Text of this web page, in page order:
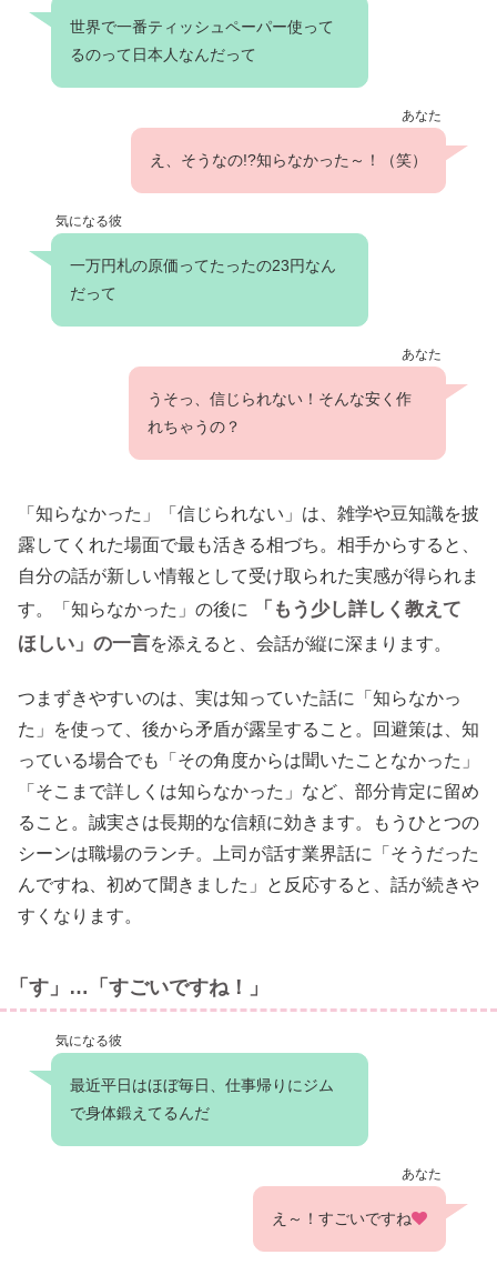
世界で一番ティッシュペーパー使って
るのって日本人なんだって
あなた
え、そうなの!?知らなかった～！（笑）
気になる彼
一万円札の原価ってたったの23円なん
だって
あなた
うそっ、信じられない！そんな安く作
れちゃうの？
「知らなかった」「信じられない」は、雑学や豆知識を披
露してくれた場面で最も活きる相づち。相手からすると、
自分の話が新しい情報として受け取られた実感が得られま
す。「知らなかった」の後に
「もう少し詳しく教えて
ほしい」の一言を添えると、会話が縦に深まります。
つまずきやすいのは、実は知っていた話に「知らなかっ
た」を使って、後から矛盾が露呈すること。回避策は、知
っている場合でも「その角度からは聞いたことなかった」
「そこまで詳しくは知らなかった」など、部分肯定に留め
ること。誠実さは長期的な信頼に効きます。もうひとつの
シーンは職場のランチ。上司が話す業界話に「そうだった
んですね、初めて聞きました」と反応すると、話が続きや
すくなります。
「す」…「すごいですね！」
気になる彼
最近平日はほぼ毎日、仕事帰りにジム
で身体鍛えてるんだ
あなた
え～！すごいですね